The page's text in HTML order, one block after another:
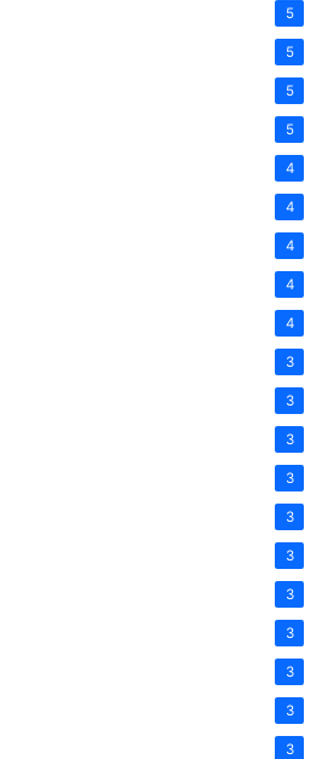
5
5
5
5
4
4
4
4
4
3
3
3
3
3
3
3
3
3
3
3